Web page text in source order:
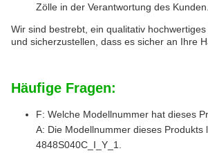
Zölle in der Verantwortung des Kunden.
Wir sind bestrebt, ein qualitativ
und sicherzustellen, dass es sicher an Ihre
Häufige Fragen:
F: Welche Modellnummer hat dieses
A: Die Modellnummer dieses Produkts
4848S040C_I_Y_1.